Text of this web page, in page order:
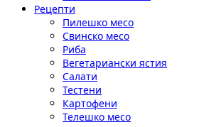
Рецепти
Пилешко месо
Свинско месо
Риба
Вегетариански ястия
Салати
Тестени
Картофени
Телешко месо